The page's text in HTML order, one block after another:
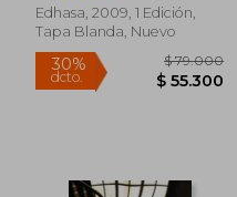
Edhasa, 2009, 1 Edición,
Tapa Blanda, Nuevo